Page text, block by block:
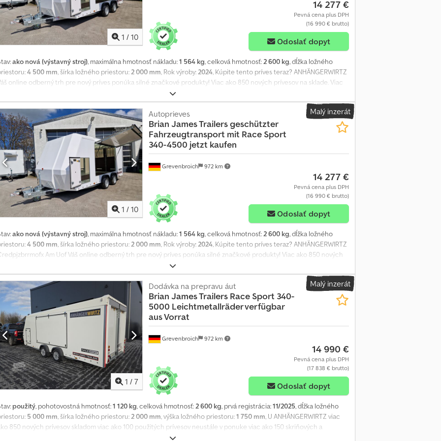
Číslo produktu: 341-5521-35-2-12-B+V75339
1 / 10
14 277 €
Pevná cena plus DPH
(16 990 € brutto)
Odoslať dopyt
ako nová (výstavný stroj), maximálna hmotnosť nákladu:1 564 kg, celková hmotnosť:2 600 kg, dĺžka ložného
4 500 mm, šírka ložného priestoru:2 000 mm, Rok výroby:2024, Kúpite tento príves teraz? ANHÄNGERWIRTZ
online odberný trh pre nový príves ponúka silné značkové produkty! Viac ako 850 nových prívesov na sklade. Viac
130 použitých prívesov neustále v ponuke. Nezáväzný príklad: BJT Race Sport 340-4500 – len do vypredania zásob!
Race Sport 2023 – 450x200x175 cm, 2600 kg, tandemový nízkoložný príves s AL-KO Bradley
rámom V, 12'' pneumatiky, uzatvorená polykaroséria, bočné klapky a vysoké servisné dvere vpravo a vľavo,
nájazdové lyžiny a priechodná dvojdielna zadná klapka + sklopné rampy 100 cm, rezervné koleso vo vnútri,
zadné podpery, oporné koleso ... Cedpfx Aozg Iztjm Ujrf Nové vozidlo – faktúra, DPH, záruka od odborného
s 35-ročnými skúsenosťami Predaj – telefonické prijímanie objednávok: Po – Pia 08:00 – 12:30 a 14:00 – 18:00.
na mieste len po dohode! Alebo nonstop cez náš online obchod na trailer-shop Autorské právo – ochranná
06.26 340-4500
Malý inzerát
1 / 10
Grevenbroich 972 km
Autoprieves
Brian James Trailersgeschützter
Fahrzeugtransport mit Race Sport
340-4500 jetzt kaufen
14 277 €
Pevná cena plus DPH
(16 990 € brutto)
Odoslať dopyt
ako nová (výstavný stroj), maximálna hmotnosť nákladu:1 564 kg, celková hmotnosť:2 600 kg, dĺžka ložného
4 500 mm, šírka ložného priestoru:2 000 mm, Rok výroby:2024, Kúpite tento príves teraz? ANHÄNGERWIRTZ
Am Uof Váš online odberný trh pre nový príves ponúka silné značkové produkty! Viac ako 850 nových
na sklade. Viac ako 130 použitých prívesov neustále v ponuke. Nezáväzný príklad: BJT Race Sport 340-4500 –
do vypredania zásob! Autotransportér Race Sport 2023 – 450x200x175 cm, 2600 kg, tandemový nízkoložný príves s
KO Bradley nízkoložným rámom V, 12'' pneumatiky, uzatvorená polykaroséria, bočné klapky a vysoké servisné dvere
a vľavo, dierované nájazdové lyžiny a priechodná dvojdielna zadná klapka + sklopné rampy 100 cm, rezervné
vo vnútri, vnútorné zadné podpery, oporné koleso ... Nové vozidlo – faktúra, DPH, záruka od odborného predajcu
35-ročnými skúsenosťami Predaj – telefonické prijímanie objednávok: Po – Pia 08:00 – 12:30 a 14:00 – 18:00. Návšteva
mieste len po dohode! Alebo nonstop cez náš online obchod na trailer-shop Autorské právo – ochranná známka
340-4500
Malý inzerát
1 / 7
Grevenbroich 972 km
Dodávka na prepravu áut
Brian James Trailers Race Sport 340-
5000 Leichtmetallräder verfügbar
aus Vorrat
14 990 €
Pevná cena plus DPH
(17 838 € brutto)
Odoslať dopyt
použitý, pohotovostná hmotnosť:1 120 kg, celková hmotnosť:2 600 kg, prvá registrácia:11/2025, dĺžka ložného
5 000 mm, šírka ložného priestoru:2 000 mm, výška ložného priestoru:1 750 mm, U ANHÄNGERWIRTZ viac
850 nových prívesov skladom viac ako 100 použitých prívesov neustále v ponuke viac ako 150 skriňových a
prívesov skladom Transportéry – bežné vyhotovenia s rozsiahlym príslušenstvom dostupné ihneď